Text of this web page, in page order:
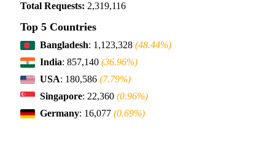
Total Requests: 2,319,116
Top 5 Countries
Bangladesh: 1,123,328 (48.44%)
India: 857,140 (36.96%)
USA: 180,586 (7.79%)
Singapore: 22,360 (0.96%)
Germany: 16,077 (0.69%)